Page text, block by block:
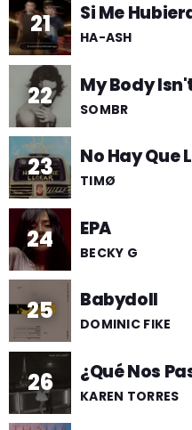
21 Si Me
HA-ASH
22 My Body
SOMBR
23 No Hay Que
TIMØ
24 EPA
BECKY G
25 Babydoll
DOMINIC FIKE
26 ¿Qué Nos
KAREN TORRES